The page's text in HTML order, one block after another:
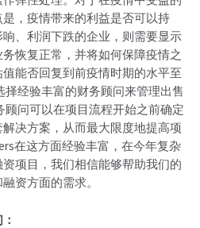
，疫情带来的利益是否可以持
、利润下跌的企业，则需要显示
恢复正常，并将如何保障疫情之
能否回复到前疫情时期的水平至
经验丰富的财务顾问来管理出售
问可以在项目流程开始之前确定
决方案，从而最大限度地提高项
在这方面经验丰富，在今年复杂
项目，我们相信能够帮助我们的
资方面的需求。